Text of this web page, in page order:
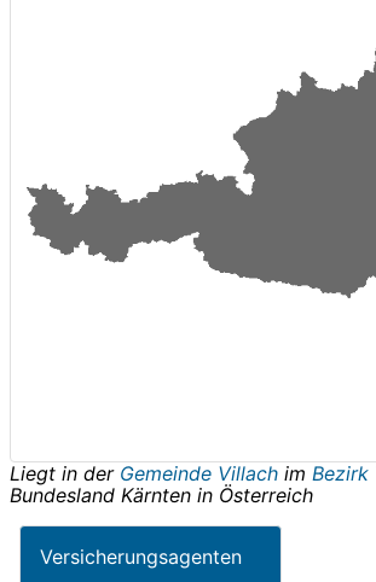
Liegt in der Gemeinde Villach im Bezirk
Bundesland Kärnten in Österreich
Versicherungsagenten